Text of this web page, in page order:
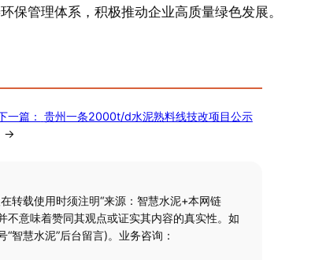
保管理体系，积极推动企业高质量绿色发展。
一篇： 贵州一条2000t/d水泥熟料线技改项目公示
→
转载使用时须注明“来源：智慧水泥+本网链
不意味着赞同其观点或证实其内容的真实性。如
智慧水泥”后台留言)。业务咨询：